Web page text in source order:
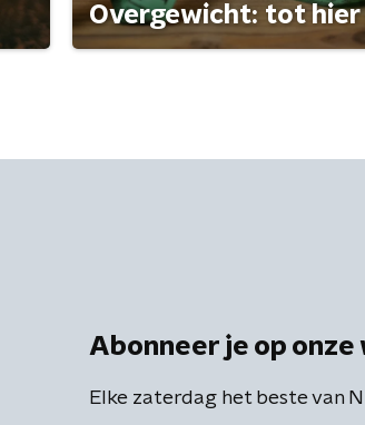
Overgewicht: tot hier
Abonneer je op
Elke zaterdag het beste van